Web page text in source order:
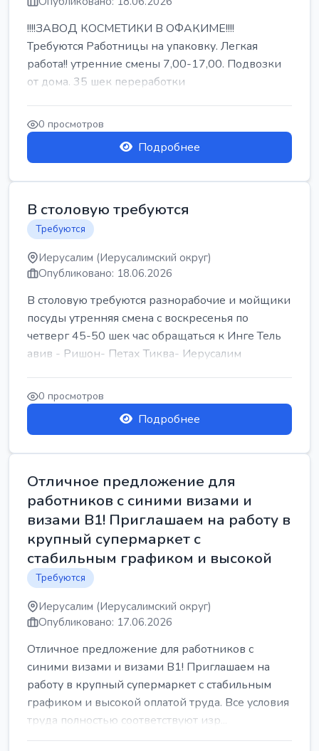
!!!!ЗАВОД КОСМЕТИКИ В ОФАКИМЕ!!!!
Требуются Работницы на упаковку. Легкая
работа!! утренние смены 7,00-17,00. Подвозки
от дома. 35 шек переработки
0 просмотров
Подробнее
В столовую требуются
Требуются
Иерусалим (Иерусалимский округ)
Опубликовано: 18.06.2026
В столовую требуются разнорабочие и мойщики
посуды утренняя смена с воскресенья по
четверг 45-50 шек час обращаться к Инге Тель
авив - Ришон- Петах Тиква- Иерусалим
0 просмотров
Подробнее
Отличное предложение для
работников с синими визами и
визами B1! Приглашаем на работу в
крупный супермаркет с
стабильным графиком и высокой
Требуются
Иерусалим (Иерусалимский округ)
Опубликовано: 17.06.2026
Отличное предложение для работников с
синими визами и визами B1! Приглашаем на
работу в крупный супермаркет с стабильным
графиком и высокой оплатой труда. Все условия
труда полностью соответствуют изр...